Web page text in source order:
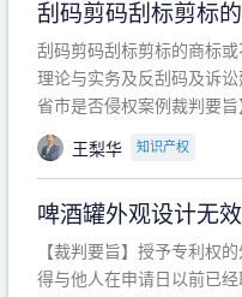
刮码剪码刮标剪标
实务及反刮码及诉
案例裁判要旨】
刮码剪码刮标剪标的商标
理论与实务及反刮码及诉讼
省市是否侵权案例裁判要旨】 作者：
江杭知桥律师事务所 王梨
读】 第一部分：刮码剪码刮
诉讼建议 第二部分：15省
例的裁判要旨 目录 第一部分、刮码剪码
刮
王梨华 知识产权
啤酒罐外观设计无
【裁判要旨】授予专利权
得与他人在申请日以前已